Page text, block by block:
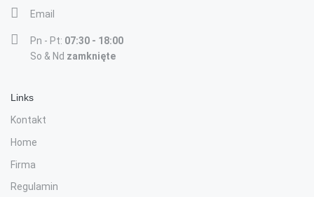
Email
Pn - Pt: 07:30 - 18:00
So & Nd zamknięte
Links
Kontakt
Home
Firma
Regulamin